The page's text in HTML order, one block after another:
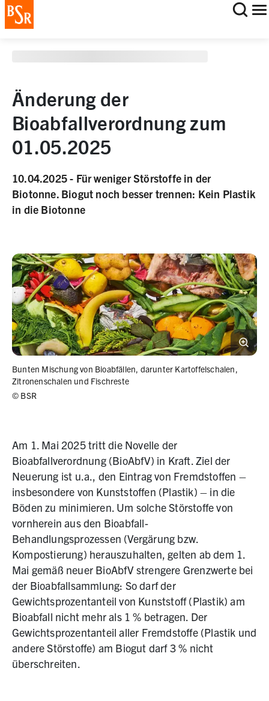
staging deployment test
Änderung der
Bioabfallverordnung zum
01.05.2025
10.04.2025 - Für weniger Störstoffe in der
Biotonne. Biogut noch besser trennen: Kein Plastik
in die Biotonne
Bunten Mischung von Bioabfällen, darunter Kartoffelschalen,
Zitronenschalen und Fischreste
© BSR
Am 1. Mai 2025 tritt die Novelle der
Bioabfallverordnung (BioAbfV) in Kraft. Ziel der
Neuerung ist u.a., den Eintrag von Fremdstoffen –
insbesondere von Kunststoffen (Plastik) – in die
Böden zu minimieren. Um solche Störstoffe von
vornherein aus den Bioabfall-
Behandlungsprozessen (Vergärung bzw.
Kompostierung) herauszuhalten, gelten ab dem 1.
Mai gemäß neuer BioAbfV strengere Grenzwerte bei
der Bioabfallsammlung: So darf der
Gewichtsprozentanteil von Kunststoff (Plastik) am
Bioabfall nicht mehr als 1 % betragen. Der
Gewichtsprozentanteil aller Fremdstoffe (Plastik und
andere Störstoffe) am Biogut darf 3 % nicht
überschreiten.